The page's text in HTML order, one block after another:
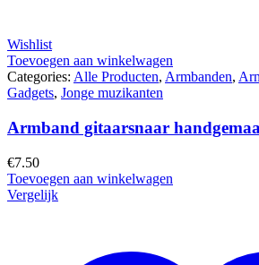
Wishlist
Toevoegen aan winkelwagen
Categories: Alle Producten, Armbanden,
Gadgets, Jonge muzikanten
Armband gitaarsnaar
€7.50
Toevoegen aan winkelwagen
Vergelijk